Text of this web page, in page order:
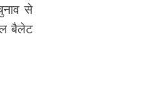
से
बैलेट